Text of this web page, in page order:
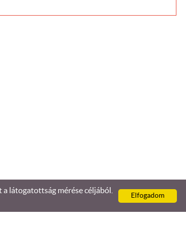
Elfogadom
látogatottság mérése céljából.